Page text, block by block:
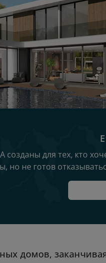
созданы для тех, кто
но не готов
домов,